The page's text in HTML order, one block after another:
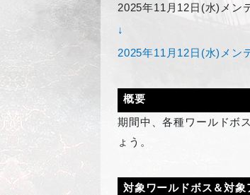
2025年11月12日(水)メン
↓
2025年11月12日(水)メン
概要
期間中、各種ワールドボ
ょう。
対象ワールドボス＆対象